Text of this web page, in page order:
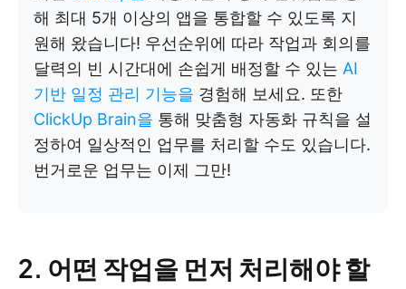
해 최대 5개 이상의 앱을 통합할 수 있도록 지
원해 왔습니다! 우선순위에 따라 작업과 회의를
달력의 빈 시간대에 손쉽게 배정할 수 있는 AI
기반 일정 관리 기능을 경험해 보세요. 또한
ClickUp Brain을 통해 맞춤형 자동화 규칙을 설
정하여 일상적인 업무를 처리할 수도 있습니다.
번거로운 업무는 이제 그만!
2. 어떤 작업을 먼저 처리해야 할